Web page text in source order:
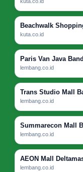
kuta.co.id
Beachwalk
kuta.co.id
Paris Van Java
lembang.co.id
Trans Studio Mall
lembang.co.id
Summarecon Mall
lembang.co.id
AEON Mall
lembang.co.id